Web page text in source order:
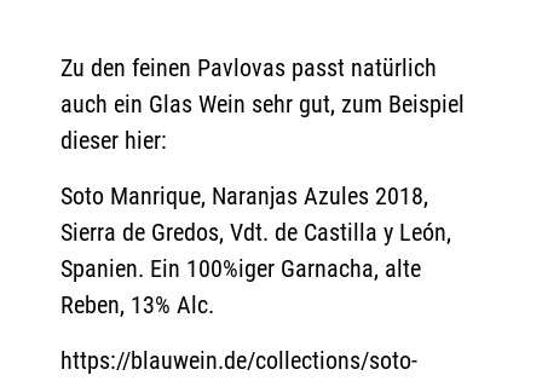
Zu den feinen Pavlovas passt natürlich
auch ein Glas Wein sehr gut, zum Beispiel
dieser hier:
Soto Manrique, Naranjas Azules 2018,
Sierra de Gredos, Vdt. de Castilla y León,
Spanien. Ein 100%iger Garnacha, alte
Reben, 13% Alc.
https://blauwein.de/collections/soto-